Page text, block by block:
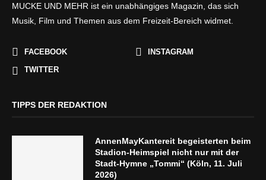
MUCKE UND MEHR ist ein unabhängiges Magazin, das sich
Musik, Film und Themen aus dem Freizeit-Bereich widmet.
FACEBOOK
INSTAGRAM
TWITTER
TIPPS DER REDAKTION
AnnenMayKantereit begeisterten beim
Stadion-Heimspiel nicht nur mit der
Stadt-Hymne „Tommi“ (Köln, 11. Juli
2026)